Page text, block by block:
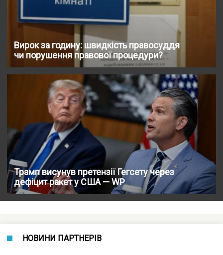
Вирок за годину: швидкість правосуддя
чи порушення правової процедури?
Трамп висунув претензії Гегсету через
дефіцит ракет у США — WP
НОВИНИ ПАРТНЕРІВ